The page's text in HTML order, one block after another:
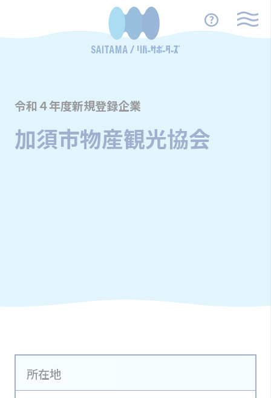
令和４年度新規登録企業
加須市物産観光協会
所在地